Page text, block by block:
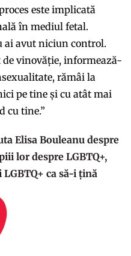
este implicată
în mediul fetal.
ai avut niciun control.
de vinovăție, informează-
rămâi la
pe tine și cu atât mai
cu tine.”
Elisa Bouleanu despre
lor despre LGBTQ+,
ca să-i țină